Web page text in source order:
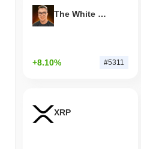
The White Bull
+8.10% #5311
XRP